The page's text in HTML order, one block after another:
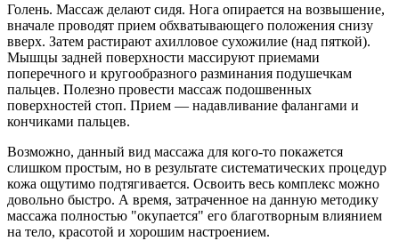
Голень. Массаж делают сидя. Нога опирается на возвышение,
вначале проводят прием обхватывающего положения снизу
вверх. Затем растирают ахилловое сухожилие (над пяткой).
Мышцы задней поверхности массируют приемами
поперечного и кругообразного разминания подушечкам
пальцев. Полезно провести массаж подошвенных
поверхностей стоп. Прием — надавливание фалангами и
кончиками пальцев.
Возможно, данный вид массажа для кого-то покажется
слишком простым, но в результате систематических процедур
кожа ощутимо подтягивается. Освоить весь комплекс можно
довольно быстро. А время, затраченное на данную методику
массажа полностью "окупается" его благотворным влиянием
на тело, красотой и хорошим настроением.